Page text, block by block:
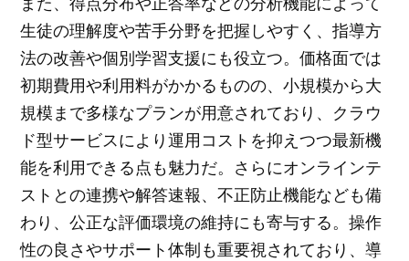
生徒の理解度や苦手分野を把握しやすく、指導方
法の改善や個別学習支援にも役立つ。価格面では
初期費用や利用料がかかるものの、小規模から大
規模まで多様なプランが用意されており、クラウ
ド型サービスにより運用コストを抑えつつ最新機
能を利用できる点も魅力だ。さらにオンラインテ
ストとの連携や解答速報、不正防止機能なども備
わり、公正な評価環境の維持にも寄与する。操作
性の良さやサポート体制も重要視されており、導